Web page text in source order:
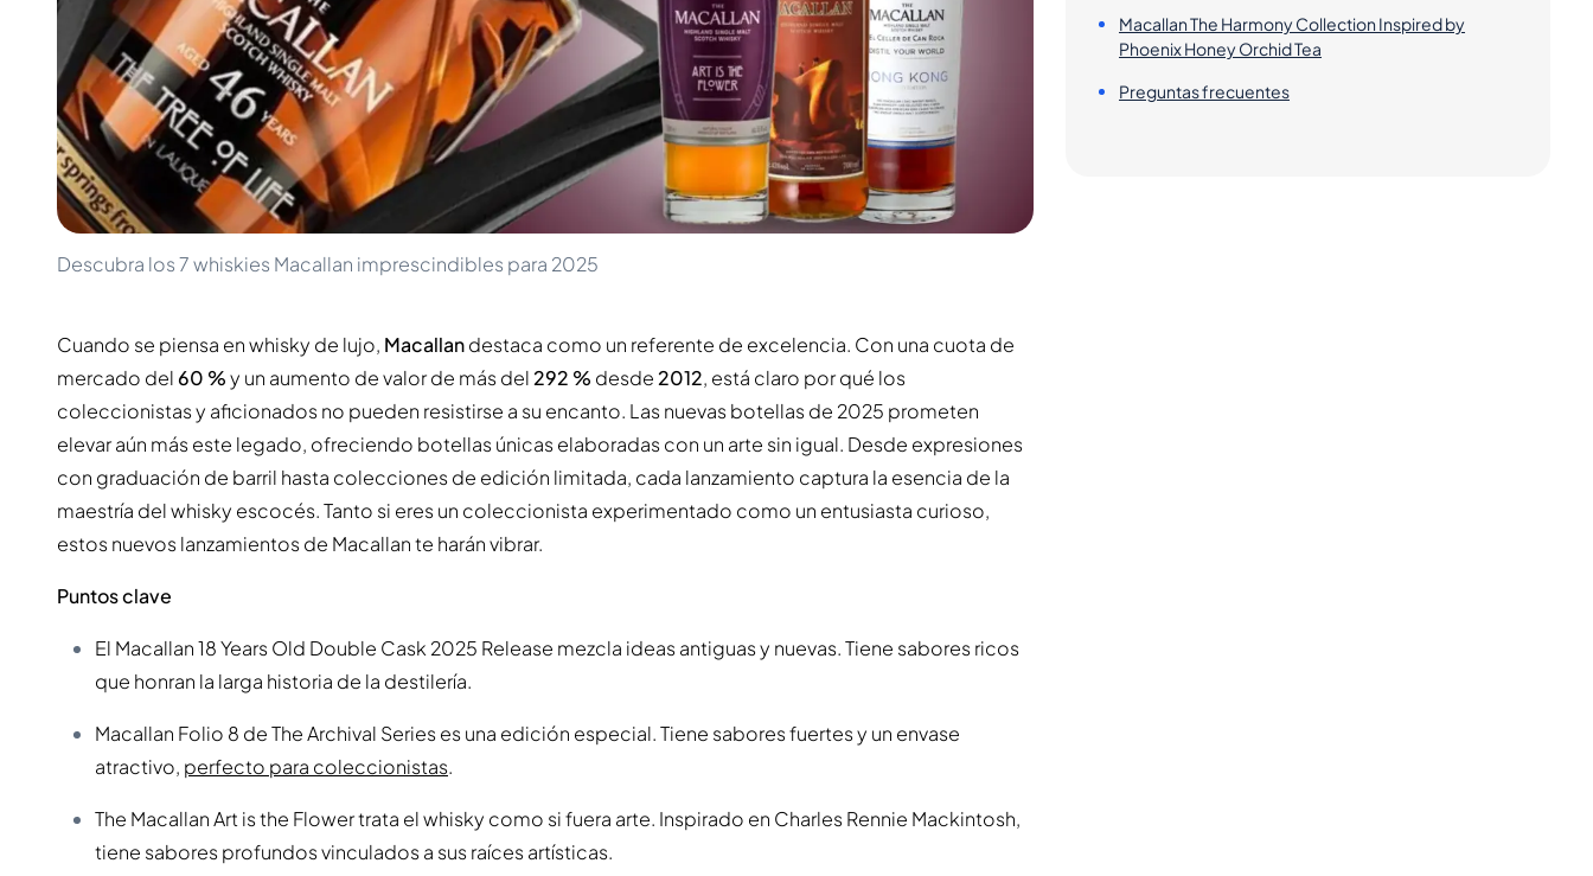
200-500€
Próximos Lanzamientos
Colecciones
Favoritos de Clientes
Raro y Coleccionable
Ediciones Limitadas
Destilería Cerrada
Whisky Dulce
Diplomatico
Don Julio
Gin Mare
Mangabeiras
Hennessy
Martell
Monkey 47
Remy Martin
Ron Zacapa
Descubra los 7 whiskies Macallan imprescindibles para 2025
Cuando se piensa en whisky de lujo, Macallandestaca como un referente de excelencia. Con una cuota de
mercado del 60 %y un aumento de valor de más del292 % desde2012, está claro por qué los
coleccionistas y aficionados no pueden resistirse a su encanto. Las nuevas botellas de 2025 prometen
elevar aún más este legado, ofreciendo botellas únicas elaboradas con un arte sin igual. Desde expresiones
con graduación de barril hasta colecciones de edición limitada, cada lanzamiento captura la esencia de la
maestría del whisky escocés. Tanto si eres un coleccionista experimentado como un entusiasta curioso,
estos nuevos lanzamientos de Macallan te harán vibrar.
Puntos clave
El Macallan 18 Years Old Double Cask 2025 Release mezcla ideas antiguas y nuevas. Tiene sabores ricos
que honran la larga historia de la destilería.
Macallan Folio 8 de The Archival Series es una edición especial. Tiene sabores fuertes y un envase
atractivo, perfecto para coleccionistas.
The Macallan Art is the Flower trata el whisky como si fuera arte. Inspirado en Charles Rennie Mackintosh,
tiene sabores profundos vinculados a sus raíces artísticas.
Macallan The Harmony Collection Inspired by
Phoenix Honey Orchid Tea
Preguntas frecuentes